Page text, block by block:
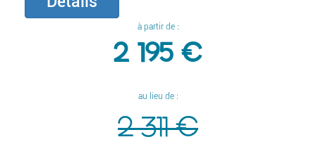
à partir de :
2 195 €
au lieu de :
2 311 €